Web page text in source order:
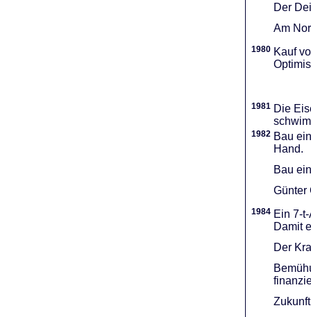
Der
Am
1980 Kauf
1981 Die
1982 Bau
Hand.
Bau
Günter
1984 Ein 7-
Damit
Der